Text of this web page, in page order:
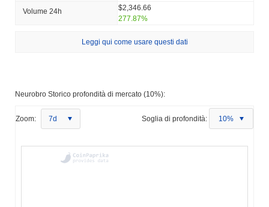
Volume 24h
$2,346.66
277.87%
Leggi qui come usare questi dati
Neurobro Storico profondità di mercato (10%):
Zoom: 7d Soglia di profondità: 10%